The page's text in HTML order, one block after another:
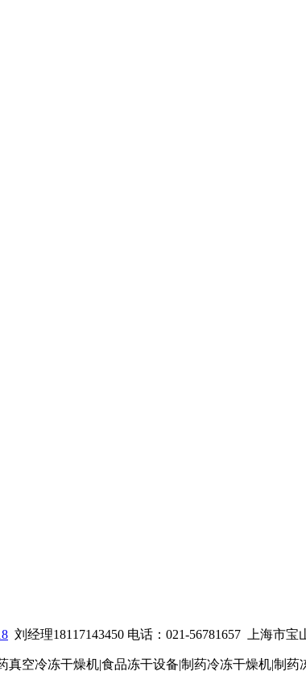
刘经理18117143450 电话：021-56781657 上海市宝
真空冷冻干燥机|食品冻干设备|制药冷冻干燥机|制药